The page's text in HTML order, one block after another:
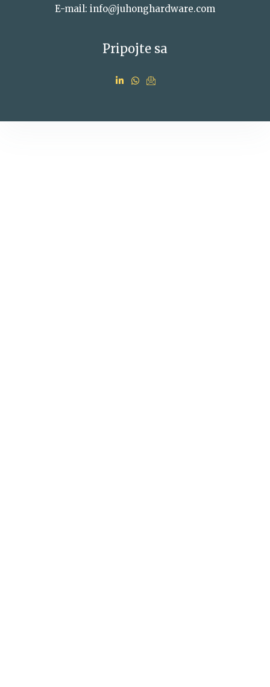
E-mail: info@juhonghardware.com
Pripojte sa